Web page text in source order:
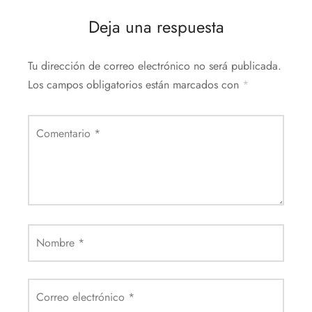
Deja una respuesta
Tu dirección de correo electrónico no será publicada.
Los campos obligatorios están marcados con *
Comentario *
Nombre *
Correo electrónico *